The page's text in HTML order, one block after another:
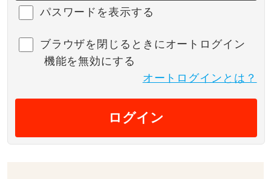
パスワードを表示する
ブラウザを閉じるときにオートログイン
機能を無効にする
オートログインとは？
ログイン